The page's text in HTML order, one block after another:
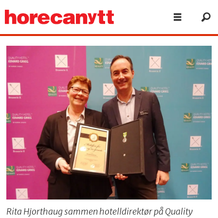
Rita Hjorthaug sammen hotelldirektør på Quality